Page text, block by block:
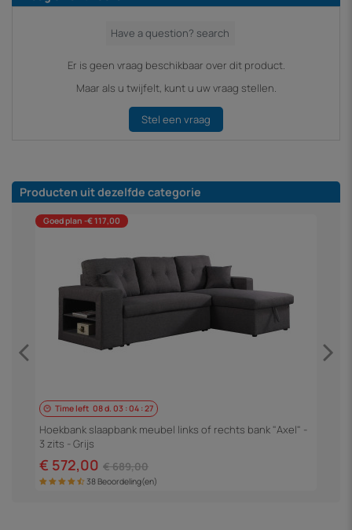
Er is geen vraag beschikbaar over dit product.
Maar als u twijfelt, kunt u uw vraag stellen.
Stel een vraag
Producten uit dezelfde categorie
Goed plan -€ 117,00
Time left 08d. 03 :04 :27
Hoekbank slaapbank meubel links of rechts bank "Axel" -
3 zits - Grijs
€ 572,00 € 689,00
38 Beoordeling(en)